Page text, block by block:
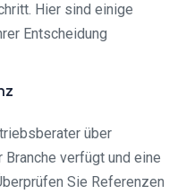
Hier sind einige
Entscheidung
über
verfügt und eine
Sie Referenzen